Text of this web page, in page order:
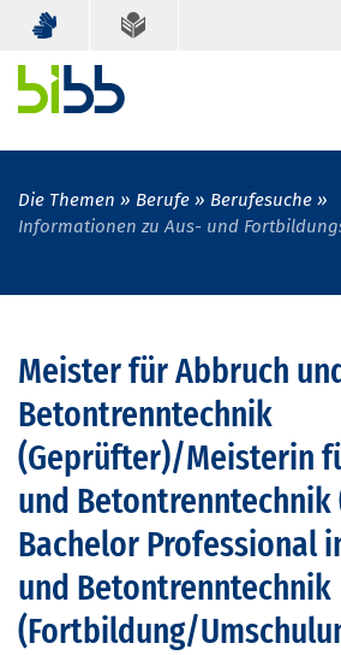
Die Themen Berufe
Berufesuche
Informationen zu Aus- und
Meister für Abbruch
Betontrenntechnik
(Geprüfter)/Meisterin
und Betontrenntechnik
Bachelor Professional
und Betontrenntechnik
(Fortbildung/